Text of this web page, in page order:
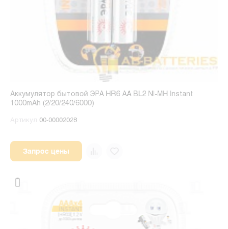
Аккумулятор бытовой ЭРА HR6 AA BL2 NI-MH Instant
1000mAh (2/20/240/6000)
Артикул 00-00002028
Запрос цены